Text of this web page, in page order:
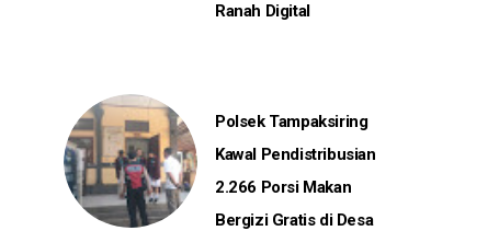
Ranah Digital
Polsek Tampaksiring
Kawal Pendistribusian
2.266 Porsi Makan
Bergizi Gratis di Desa